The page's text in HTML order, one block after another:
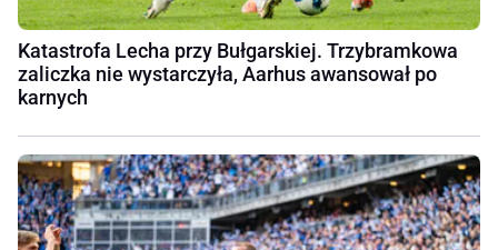
Katastrofa Lecha przy Bułgarskiej. Trzybramkowa
zaliczka nie wystarczyła, Aarhus awansował po
karnych